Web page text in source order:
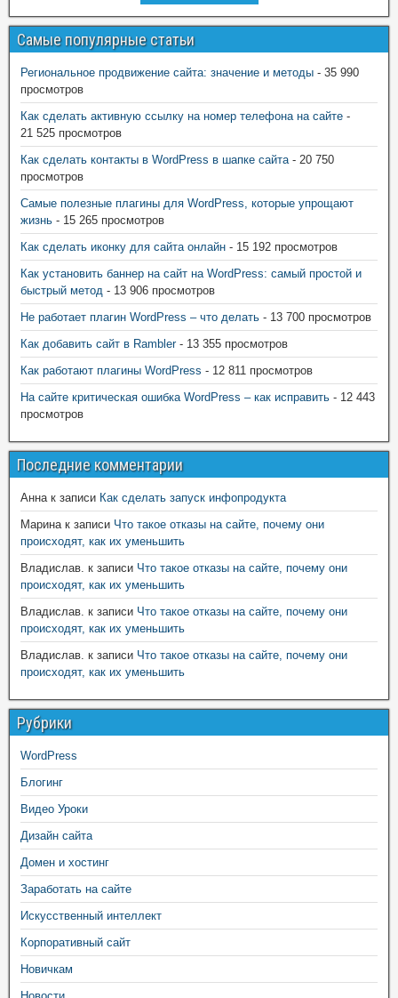
Самые популярные статьи
Региональное продвижение сайта: значение и методы - 35 990
просмотров
Как сделать активную ссылку на номер телефона на сайте -
21 525 просмотров
Как сделать контакты в WordPress в шапке сайта- 20 750
просмотров
Самые полезные плагины для WordPress, которые упрощают
жизнь - 15 265 просмотров
Как сделать иконку для сайта онлайн - 15 192 просмотров
Как установить баннер на сайт на WordPress: самый простой и
быстрый метод - 13 906 просмотров
Не работает плагин WordPress – что делать - 13 700 просмотров
Как добавить сайт в Rambler- 13 355 просмотров
Как работают плагины WordPress - 12 811 просмотров
На сайте критическая ошибка WordPress – как исправить - 12 443
просмотров
Последние комментарии
Аннак записи Как сделать запуск инфопродукта
Маринак записи Что такое отказы на сайте, почему они
происходят, как их уменьшить
Владислав. к записи Что такое отказы на сайте, почему они
происходят, как их уменьшить
Владислав. к записи Что такое отказы на сайте, почему они
происходят, как их уменьшить
Владислав. к записи Что такое отказы на сайте, почему они
происходят, как их уменьшить
Рубрики
WordPress
Блогинг
Видео Уроки
Дизайн сайта
Домен и хостинг
Заработать на сайте
Искусственный интеллект
Корпоративный сайт
Новичкам